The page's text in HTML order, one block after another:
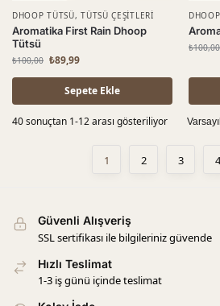
DHOOP TÜTSÜ,TÜTSÜ ÇEŞITLERI
Aromatika First Rain Dhoop
Tütsü
₺100,00 ₺89,99
Sepete Ekle
₺100,00
40 sonuçtan 1-12 arası gösteriliyor
1 2 3 4
Güvenli Alışveriş
SSL sertifikası ile bilgileriniz güvende
Hızlı Teslimat
1-3 iş günü içinde teslimat